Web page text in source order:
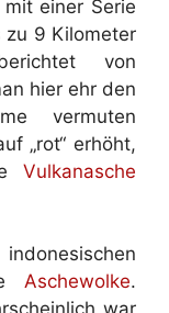
einer Serie
zu 9 Kilometer
von
hier ehr den
vermuten
„rot“ erhöht,
Vulkanasche
Aschewolke.
war